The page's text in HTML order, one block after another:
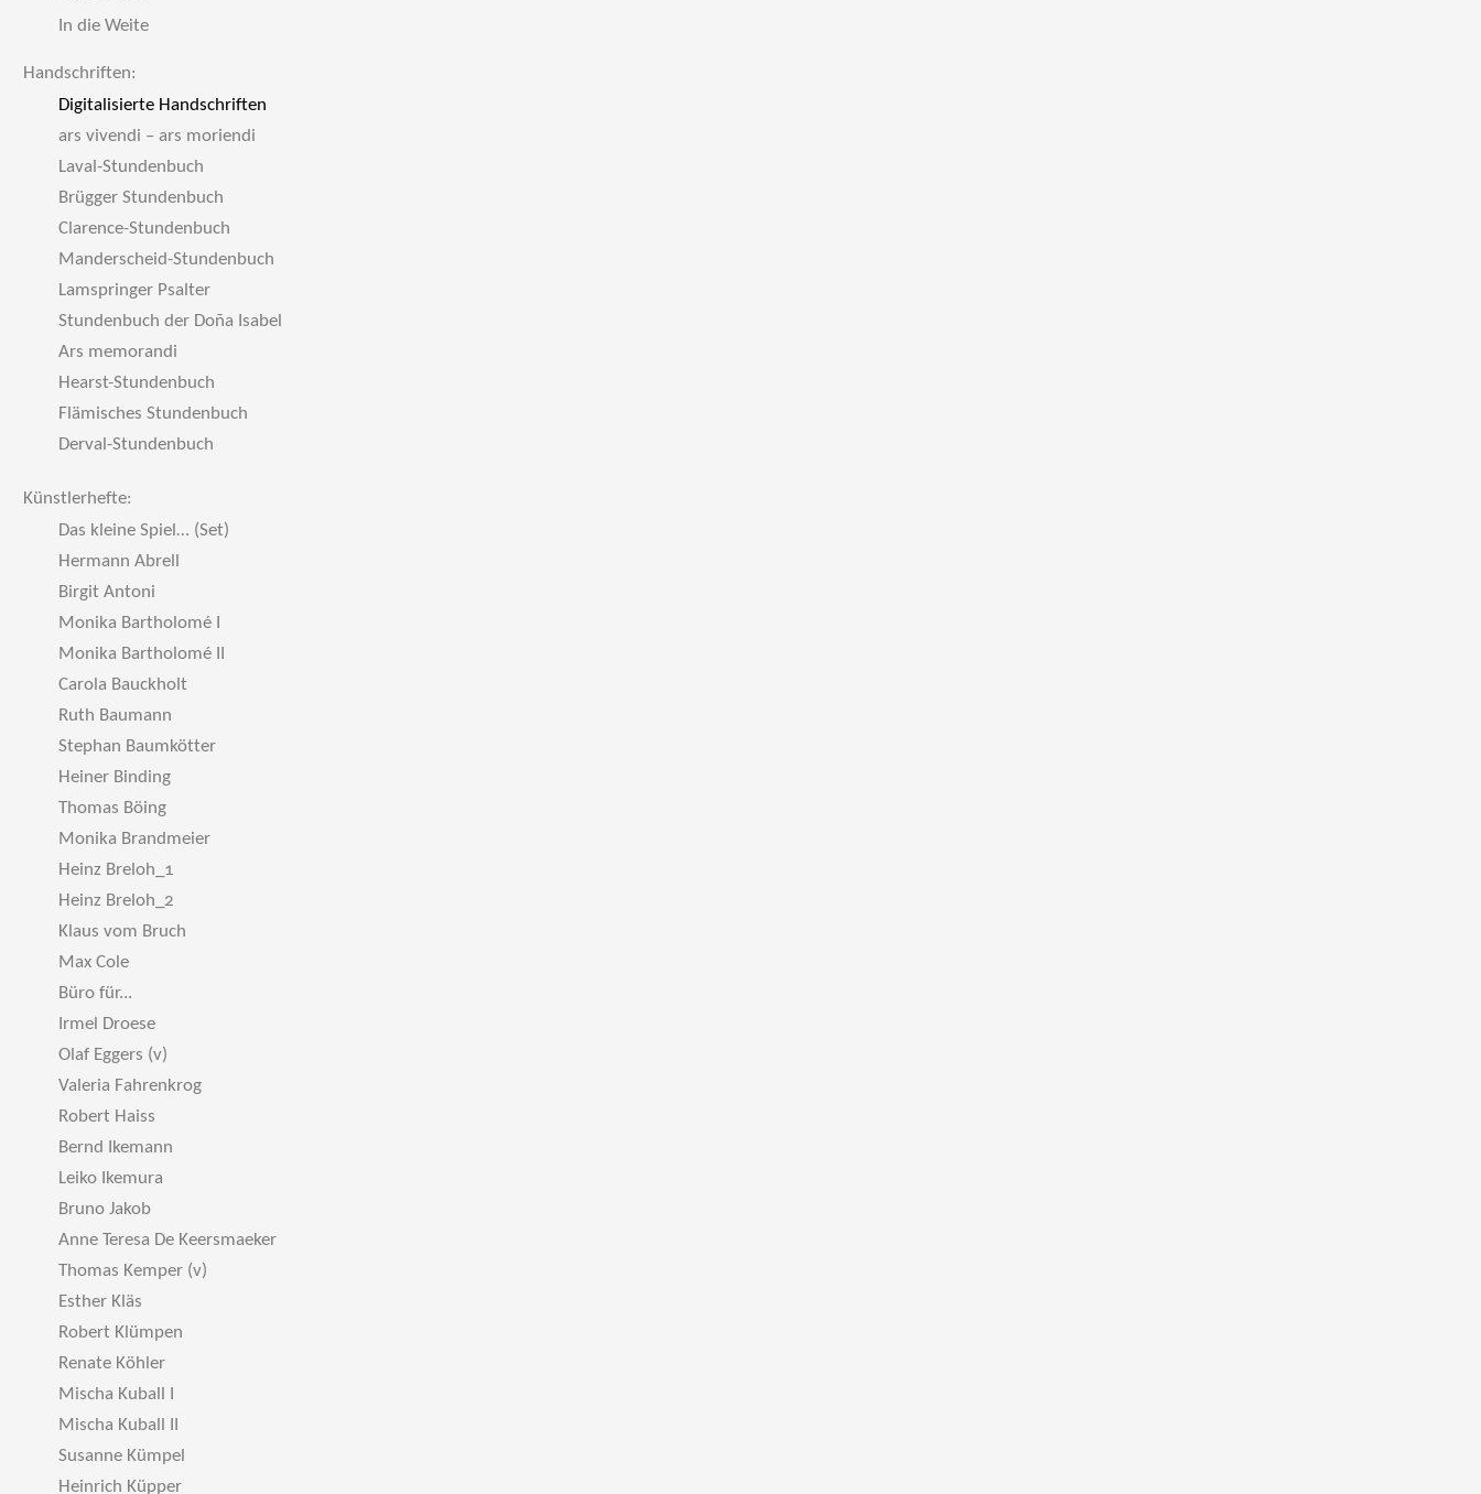
In die Weite
Handschriften:
Digitalisierte Handschriften
ars vivendi – ars moriendi
Laval-Stundenbuch
Brügger Stundenbuch
Clarence-Stundenbuch
Manderscheid-Stundenbuch
Lamspringer Psalter
Stundenbuch der Doña Isabel
Ars memorandi
Hearst-Stundenbuch
Flämisches Stundenbuch
Derval-Stundenbuch
Künstlerhefte:
Das kleine Spiel… (Set)
Hermann Abrell
Birgit Antoni
Monika Bartholomé I
Monika Bartholomé II
Carola Bauckholt
Ruth Baumann
Stephan Baumkötter
Heiner Binding
Thomas Böing
Monika Brandmeier
Heinz Breloh_1
Heinz Breloh_2
Klaus vom Bruch
Max Cole
Büro für...
Irmel Droese
Olaf Eggers (v)
Valeria Fahrenkrog
Robert Haiss
Bernd Ikemann
Leiko Ikemura
Bruno Jakob
Anne Teresa De Keersmaeker
Thomas Kemper (v)
Esther Kläs
Robert Klümpen
Renate Köhler
Mischa Kuball I
Mischa Kuball II
Susanne Kümpel
Heinrich Küpper